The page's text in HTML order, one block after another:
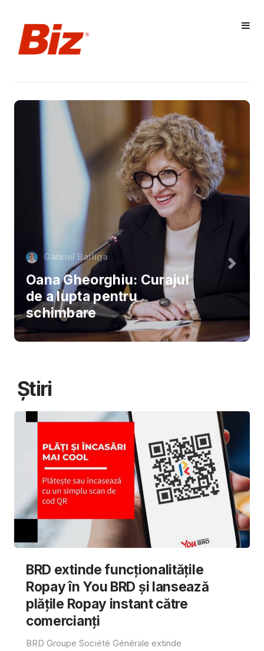
Gabriel Barliga
Oana Gheorghiu: Curajul
de a lupta pentru
schimbare
Știri
BRD extinde funcționalitățile
Ropay în You BRD și lansează
plățile Ropay instant către
comercianți
BRD Groupe Société Générale extinde